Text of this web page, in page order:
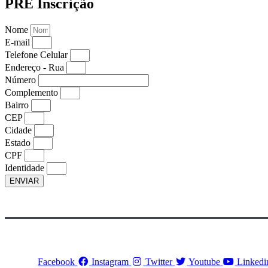
PRÉ Inscrição
Nome
E-mail
Telefone Celular
Endereço - Rua
Número
Complemento
Bairro
CEP
Cidade
Estado
CPF
Identidade
ENVIAR
Facebook Instagram Twitter Youtube